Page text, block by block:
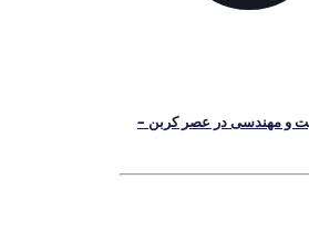
و مهندسی در عصر کربن –